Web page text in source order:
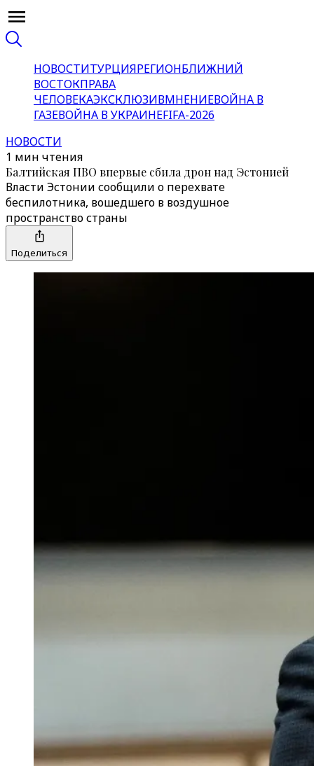
НОВОСТИТУРЦИЯРЕГИОНБЛИЖНИЙ
ВОСТОКПРАВА
ЧЕЛОВЕКАЭКСКЛЮЗИВМНЕНИЕВОЙНА В
ГАЗЕВОЙНА В УКРАИНЕFIFA-2026
НОВОСТИ
1 мин чтения
Балтийская ПВО впервые сбила дрон над Эстонией
Власти Эстонии сообщили о перехвате
беспилотника, вошедшего в воздушное
пространство страны
Поделиться